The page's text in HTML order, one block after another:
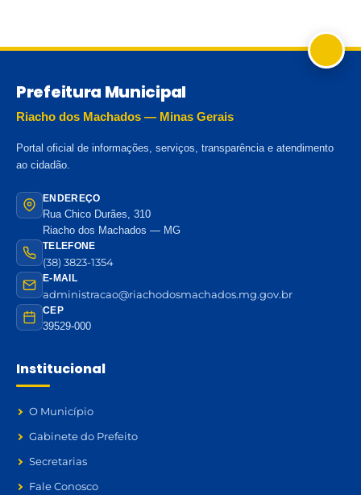
Prefeitura Municipal
Riacho dos Machados — Minas Gerais
Portal oficial de informações, serviços, transparência e atendimento
ao cidadão.
ENDEREÇO
Rua Chico Durães, 310
Riacho dos Machados — MG
TELEFONE
(38) 3823-1354
E-MAIL
administracao@riachodosmachados.mg.gov.br
CEP
39529-000
Institucional
O Município
Gabinete do Prefeito
Secretarias
Fale Conosco